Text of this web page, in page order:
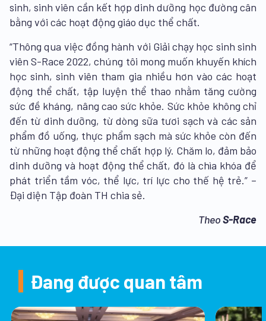
sinh, sinh viên cần kết hợp dinh dưỡng học đường cân
bằng với các hoạt động giáo dục thể chất.
“Thông qua việc đồng hành với Giải chạy học sinh sinh
viên S-Race 2022, chúng tôi mong muốn khuyến khích
học sinh, sinh viên tham gia nhiều hơn vào các hoạt
động thể chất, tập luyện thể thao nhằm tăng cường
sức đề kháng, nâng cao sức khỏe. Sức khỏe không chỉ
đến từ dinh dưỡng, từ dòng sữa tươi sạch và các sản
phẩm đồ uống, thực phẩm sạch mà sức khỏe còn đến
từ những hoạt động thể chất hợp lý. Chăm lo, đảm bảo
dinh dưỡng và hoạt động thể chất, đó là chìa khóa để
phát triển tầm vóc, thể lực, trí lực cho thế hệ trẻ.” –
Đại diện Tập đoàn TH chia sẻ.
TheoS-Race
Đang được quan tâm